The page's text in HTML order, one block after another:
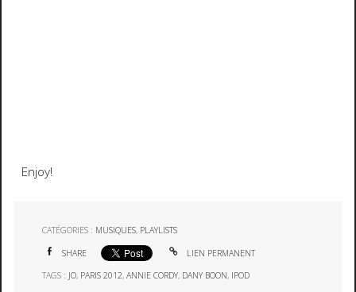
Enjoy!
CATÉGORIES : MUSIQUES, PLAYLISTS
SHARE LIEN PERMANENT
TAGS : JO, PARIS 2012,ANNIE CORDY, DANY BOON, IPOD